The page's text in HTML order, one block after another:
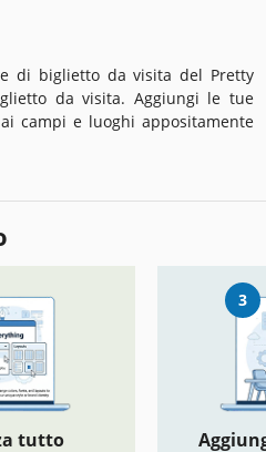
di biglietto da visita del Pretty
da visita. Aggiungi le tue
campi e luoghi appositamente
tutto
3